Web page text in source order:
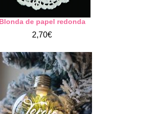
Blonda de papel redonda
2,70€